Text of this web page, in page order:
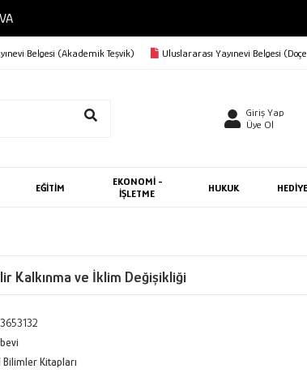
Belgesi (Akademik Teşvik) Uluslararası Yayınevi Belgesi
Giriş Yap
Üye Ol
EĞİTİM
EKONOMİ -
İŞLETME
HUKUK
Kalkınma ve İklim Değişikliği
Bilimler Kitapları